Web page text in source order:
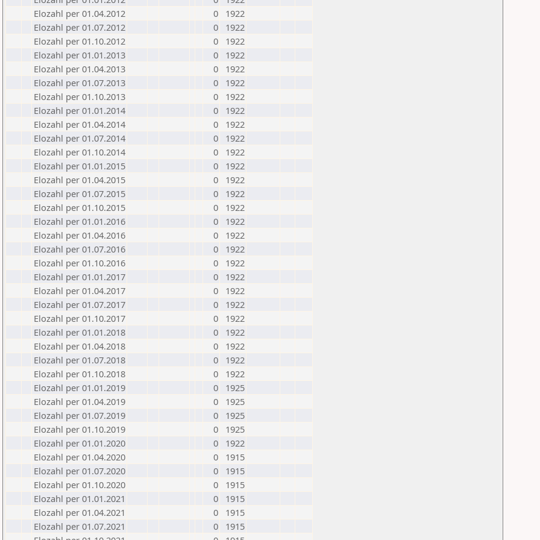
Elozahl per 01.04.2012
0
1922
Elozahl per 01.07.2012
0
1922
Elozahl per 01.10.2012
0
1922
Elozahl per 01.01.2013
0
1922
Elozahl per 01.04.2013
0
1922
Elozahl per 01.07.2013
0
1922
Elozahl per 01.10.2013
0
1922
Elozahl per 01.01.2014
0
1922
Elozahl per 01.04.2014
0
1922
Elozahl per 01.07.2014
0
1922
Elozahl per 01.10.2014
0
1922
Elozahl per 01.01.2015
0
1922
Elozahl per 01.04.2015
0
1922
Elozahl per 01.07.2015
0
1922
Elozahl per 01.10.2015
0
1922
Elozahl per 01.01.2016
0
1922
Elozahl per 01.04.2016
0
1922
Elozahl per 01.07.2016
0
1922
Elozahl per 01.10.2016
0
1922
Elozahl per 01.01.2017
0
1922
Elozahl per 01.04.2017
0
1922
Elozahl per 01.07.2017
0
1922
Elozahl per 01.10.2017
0
1922
Elozahl per 01.01.2018
0
1922
Elozahl per 01.04.2018
0
1922
Elozahl per 01.07.2018
0
1922
Elozahl per 01.10.2018
0
1922
Elozahl per 01.01.2019
0
1925
Elozahl per 01.04.2019
0
1925
Elozahl per 01.07.2019
0
1925
Elozahl per 01.10.2019
0
1925
Elozahl per 01.01.2020
0
1922
Elozahl per 01.04.2020
0
1915
Elozahl per 01.07.2020
0
1915
Elozahl per 01.10.2020
0
1915
Elozahl per 01.01.2021
0
1915
Elozahl per 01.04.2021
0
1915
Elozahl per 01.07.2021
0
1915